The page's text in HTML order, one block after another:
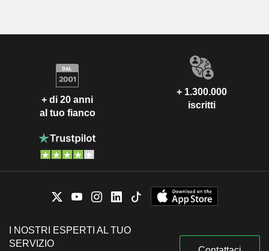
+ di 20 anni
al tuo fianco
+ 1.300.000
iscritti
I NOSTRI ESPERTI AL TUO
SERVIZIO